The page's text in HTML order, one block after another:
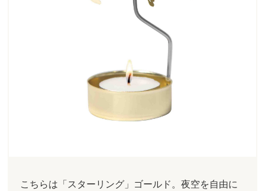
こちらは「スターリング」ゴールド。夜空を自由に